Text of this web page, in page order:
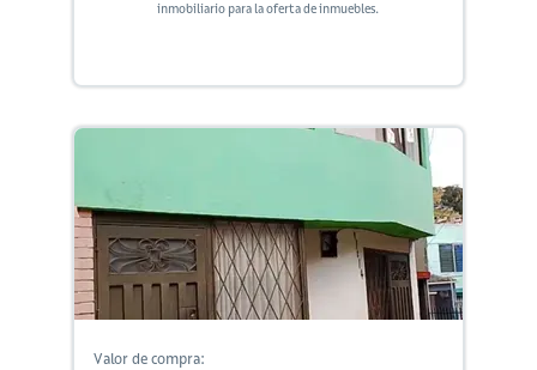
inmobiliario para la oferta de inmuebles.
Valor de compra: